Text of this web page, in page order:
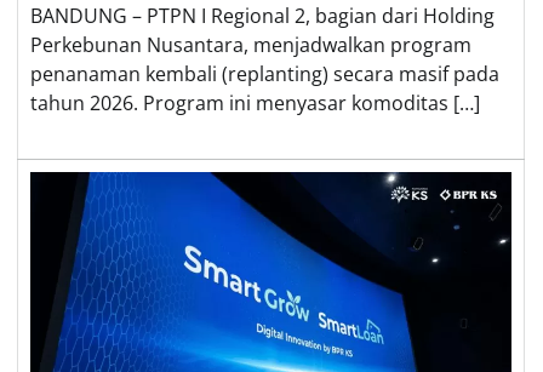
BANDUNG – PTPN I Regional 2, bagian dari Holding
Perkebunan Nusantara, menjadwalkan program
penanaman kembali (replanting) secara masif pada
tahun 2026. Program ini menyasar komoditas […]